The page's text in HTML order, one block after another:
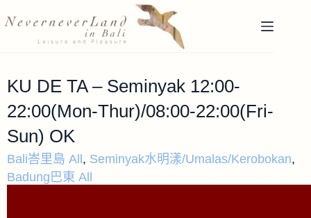
KU DE TA – Seminyak 12:00-
22:00(Mon-Thur)/08:00-22:00(Fri-
Sun) OK
Bali峇里島 All , Seminyak水明漾/Umalas/Kerobokan,
Badung巴東 All